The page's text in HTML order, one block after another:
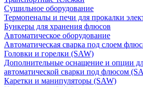
Сушильное оборудование
Термопеналы и печи для прокалки
Бункеры для хранения флюсов
Автоматическое оборудование
Автоматическая сварка под слоем
Головки и горелки (SAW)
Дополнительные оснащение и опции
автоматической сварки под флюсом
Каретки и манипуляторы (SAW)